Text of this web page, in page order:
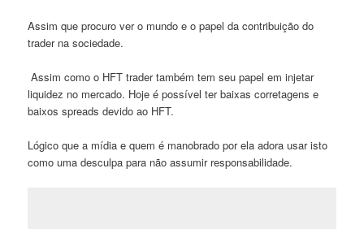
Assim que procuro ver o mundo e o papel da contribuição do
trader na sociedade.
Assim como o HFT trader também tem seu papel em injetar
liquidez no mercado. Hoje é possível ter baixas corretagens e
baixos spreads devido ao HFT.
Lógico que a mídia e quem é manobrado por ela adora usar isto
como uma desculpa para não assumir responsabilidade.